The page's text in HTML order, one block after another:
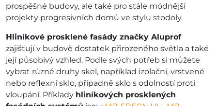
prospěšné budovy, ale také pro stále módnější
projekty progresivních domů ve stylu stodoly.
Hliníkové prosklené fasády značky Aluprof
zajišťují v budově dostatek přirozeného světla a také
její působivý vzhled. Podle svých potřeb si můžete
vybrat různé druhy skel, například izolační, vrstvené
nebo reflexní sklo, případně sklo s odolností proti
vloupání. Příklady hliníkových prosklených